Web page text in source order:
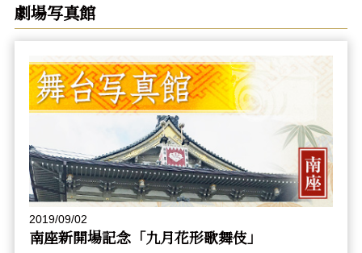
劇場写真館
2019/09/02
南座新開場記念「九月花形歌舞伎」